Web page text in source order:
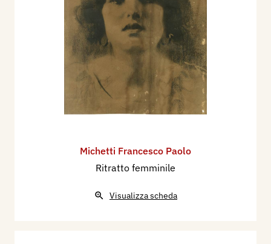
Michetti Francesco Paolo
Ritratto femminile
Visualizza scheda